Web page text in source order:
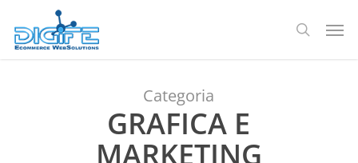
contenuto
ricerca
Categoria
GRAFICA E
MARKETING